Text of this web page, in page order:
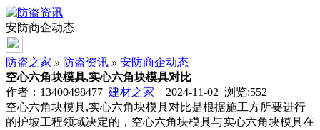
安防商企动态
防盗之家 » 防盗资讯 » 安防商企动态
空心六角块模具,实心六角块模具对比
作者：13400498477 建材之家 2024-11-02 浏览:552
空心六角块模具,实心六角块模具对比是根据施工方所要进行
的护坡工程领域决定的，空心六角块模具与实心六角块模具在